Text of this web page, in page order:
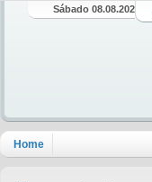
Sábado 08.08.2026
Home